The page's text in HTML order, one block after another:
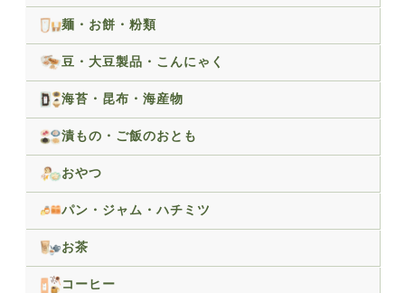
麺・お餅・粉類
豆・大豆製品・こんにゃく
海苔・昆布・海産物
漬もの・ご飯のおとも
おやつ
パン・ジャム・ハチミツ
お茶
コーヒー